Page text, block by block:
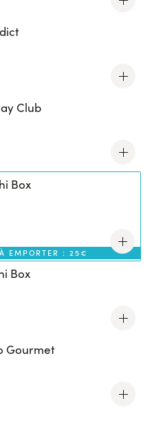
Club
EMPORTER : 25€
Box
Box
Gourmet